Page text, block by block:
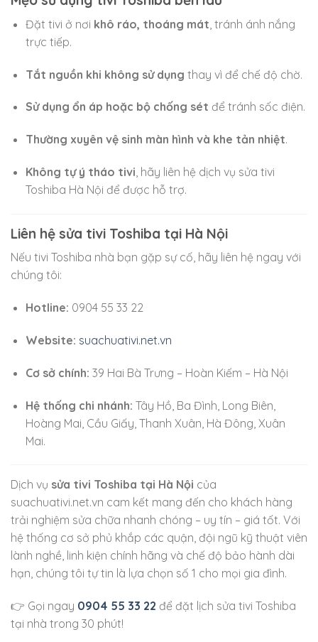
Đặt tivi ở nơi khô ráo, thoáng mát , tránh ánh nắng
trực tiếp.
Tắt nguồn khi không sử dụng thay vì để chế độ chờ.
Sử dụng ổn áp hoặc bộ chống sét để tránh sốc điện.
Thường xuyên vệ sinh màn hình và khe tản nhiệt.
Không tự ý tháo tivi , hãy liên hệ dịch vụ sửa tivi
Toshiba Hà Nội để được hỗ trợ.
Liên hệ sửa tivi Toshiba tại Hà Nội
Nếu tivi Toshiba nhà bạn gặp sự cố, hãy liên hệ ngay với
chúng tôi:
Hotline: 0904 55 33 22
Website: suachuativi.net.vn
Cơ sở chính: 39 Hai Bà Trưng – Hoàn Kiếm – Hà Nội
Hệ thống chi nhánh: Tây Hồ, Ba Đình, Long Biên,
Hoàng Mai, Cầu Giấy, Thanh Xuân, Hà Đông, Xuân
Mai.
Dịch vụ sửa tivi Toshiba tại Hà Nội của
suachuativi.net.vn cam kết mang đến cho khách hàng
trải nghiệm sửa chữa nhanh chóng – uy tín – giá tốt. Với
hệ thống cơ sở phủ khắp các quận, đội ngũ kỹ thuật viên
lành nghề, linh kiện chính hãng và chế độ bảo hành dài
hạn, chúng tôi tự tin là lựa chọn số 1 cho mọi gia đình.
👉 Gọi ngay 0904 55 33 22 để đặt lịch sửa tivi Toshiba
tại nhà trong 30 phút!